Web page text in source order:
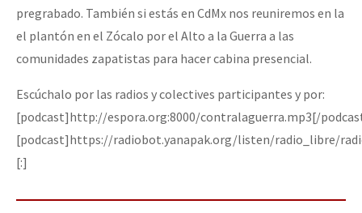
pregrabado. También si estás en CdMx nos reuniremos en la
el plantón en el Zócalo por el Alto a la Guerra a las
comunidades zapatistas para hacer cabina presencial.
Escúchalo por las radios y colectives participantes y por:
[podcast]http://espora.org:8000/contralaguerra.mp3[/
[podcast]https://radiobot.yanapak.org/listen/radio_libre/
[:]